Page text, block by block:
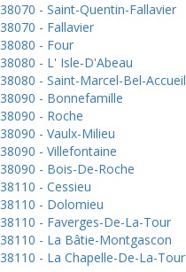
38070 - Saint-Quentin-Fallavier
38070 - Fallavier
38080 - Four
38080 - L' Isle-D'Abeau
38080 - Saint-Marcel-Bel-Accueil
38090 - Bonnefamille
38090 - Roche
38090 - Vaulx-Milieu
38090 - Villefontaine
38090 - Bois-De-Roche
38110 - Cessieu
38110 - Dolomieu
38110 - Faverges-De-La-Tour
38110 - La Bâtie-Montgascon
38110 - La Chapelle-De-La-Tour